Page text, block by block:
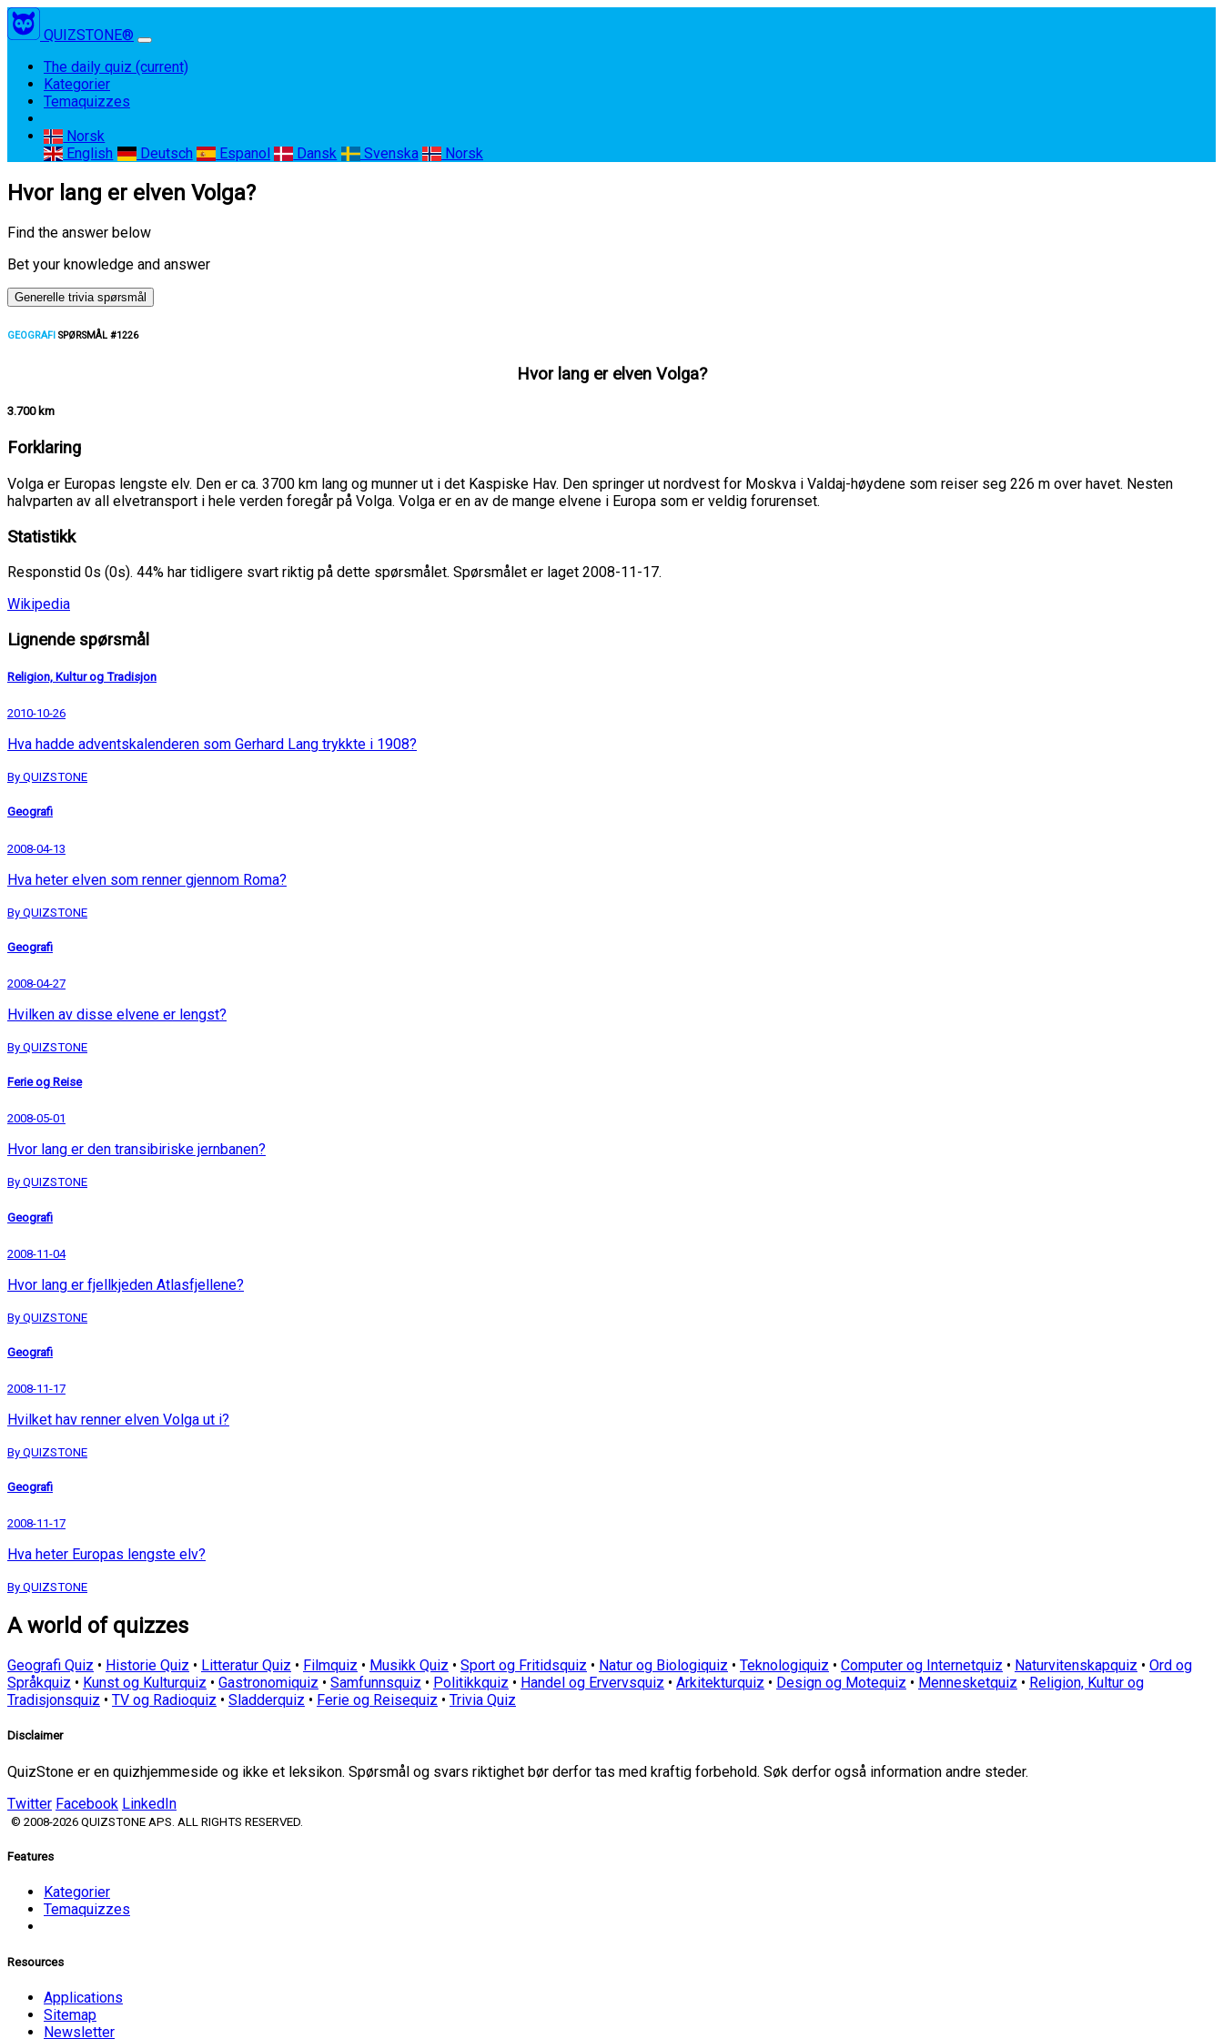
QUIZSTONE®
The daily quiz (current)
Kategorier
Temaquizzes
Norsk
English
Deutsch Espanol Dansk Svenska Norsk
Hvor lang er elven Volga?
Find the answer below
Bet your knowledge and answer
Generelle trivia spørsmål
GEOGRAFI SPØRSMÅL #1226
Hvor lang er elven Volga?
3.700 km
Forklaring
Volga er Europas lengste elv. Den er ca. 3700 km lang og munner ut i det Kaspiske Hav. Den springer ut nordvest for Moskva i Valdaj-høydene som reiser seg 226 m over havet. Nesten
halvparten av all elvetransport i hele verden foregår på Volga. Volga er en av de mange elvene i Europa som er veldig forurenset.
Statistikk
Responstid 0s (0s). 44% har tidligere svart riktig på dette spørsmålet. Spørsmålet er laget 2008-11-17.
Wikipedia
Lignende spørsmål
Religion, Kultur og Tradisjon
2010-10-26
Hva hadde adventskalenderen som Gerhard Lang trykkte i 1908?
By QUIZSTONE
Geografi
2008-04-13
Hva heter elven som renner gjennom Roma?
By QUIZSTONE
Geografi
2008-04-27
Hvilken av disse elvene er lengst?
By QUIZSTONE
Ferie og Reise
2008-05-01
Hvor lang er den transibiriske jernbanen?
By QUIZSTONE
Geografi
2008-11-04
Hvor lang er fjellkjeden Atlasfjellene?
By QUIZSTONE
Geografi
2008-11-17
Hvilket hav renner elven Volga ut i?
By QUIZSTONE
Geografi
2008-11-17
Hva heter Europas lengste elv?
By QUIZSTONE
A world of quizzes
Geografi Quiz • Historie Quiz • Litteratur Quiz • Filmquiz • Musikk Quiz • Sport og Fritidsquiz • Natur og Biologiquiz • Teknologiquiz • Computer og Internetquiz • Naturvitenskapquiz • Ord og
Språkquiz • Kunst og Kulturquiz • Gastronomiquiz • Samfunnsquiz • Politikkquiz • Handel og Ervervsquiz • Arkitekturquiz • Design og Motequiz • Mennesketquiz • Religion, Kultur og
Tradisjonsquiz • TV og Radioquiz • Sladderquiz • Ferie og Reisequiz • Trivia Quiz
Disclaimer
QuizStone er en quizhjemmeside og ikke et leksikon. Spørsmål og svars riktighet bør derfor tas med kraftig forbehold. Søk derfor også information andre steder.
Twitter Facebook LinkedIn
© 2008-2026 QUIZSTONE APS. ALL RIGHTS RESERVED.
Features
Kategorier
Temaquizzes
Resources
Applications
Sitemap
Newsletter